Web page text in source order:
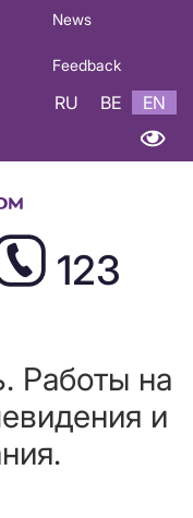
News
Feedback
RU BE EN
123
Работы на
и